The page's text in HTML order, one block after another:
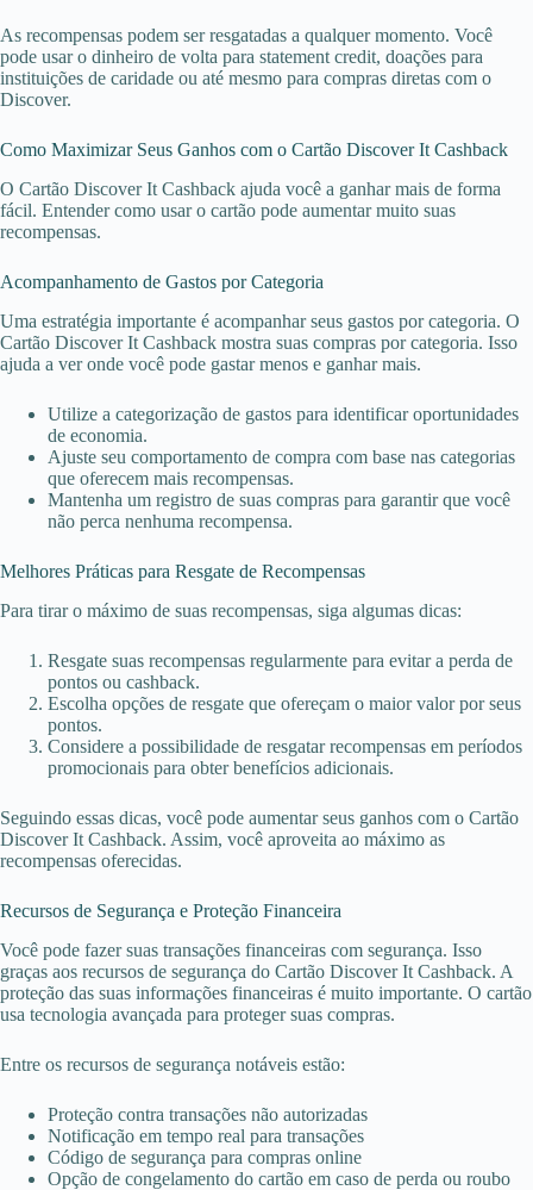
As recompensas podem ser resgatadas a qualquer momento. Você
pode usar o dinheiro de volta para statement credit, doações para
instituições de caridade ou até mesmo para compras diretas com o
Discover.
Como Maximizar Seus Ganhos com o Cartão Discover It Cashback
O Cartão Discover It Cashback ajuda você a ganhar mais de forma
fácil. Entender como usar o cartão pode aumentar muito suas
recompensas.
Acompanhamento de Gastos por Categoria
Uma estratégia importante é acompanhar seus gastos por categoria. O
Cartão Discover It Cashback mostra suas compras por categoria. Isso
ajuda a ver onde você pode gastar menos e ganhar mais.
Utilize a categorização de gastos para identificar oportunidades
de economia.
Ajuste seu comportamento de compra com base nas categorias
que oferecem mais recompensas.
Mantenha um registro de suas compras para garantir que você
não perca nenhuma recompensa.
Melhores Práticas para Resgate de Recompensas
Para tirar o máximo de suas recompensas, siga algumas dicas:
Resgate suas recompensas regularmente para evitar a perda de
pontos ou cashback.
Escolha opções de resgate que ofereçam o maior valor por seus
pontos.
Considere a possibilidade de resgatar recompensas em períodos
promocionais para obter benefícios adicionais.
Seguindo essas dicas, você pode aumentar seus ganhos com o Cartão
Discover It Cashback. Assim, você aproveita ao máximo as
recompensas oferecidas.
Recursos de Segurança e Proteção Financeira
Você pode fazer suas transações financeiras com segurança. Isso
graças aos recursos de segurança do Cartão Discover It Cashback. A
proteção das suas informações financeiras é muito importante. O cartão
usa tecnologia avançada para proteger suas compras.
Entre os recursos de segurança notáveis estão:
Proteção contra transações não autorizadas
Notificação em tempo real para transações
Código de segurança para compras online
Opção de congelamento do cartão em caso de perda ou roubo